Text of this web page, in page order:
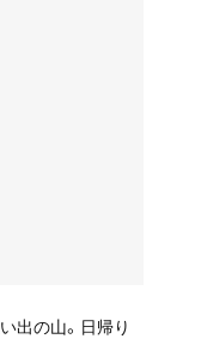
出の山。日帰り